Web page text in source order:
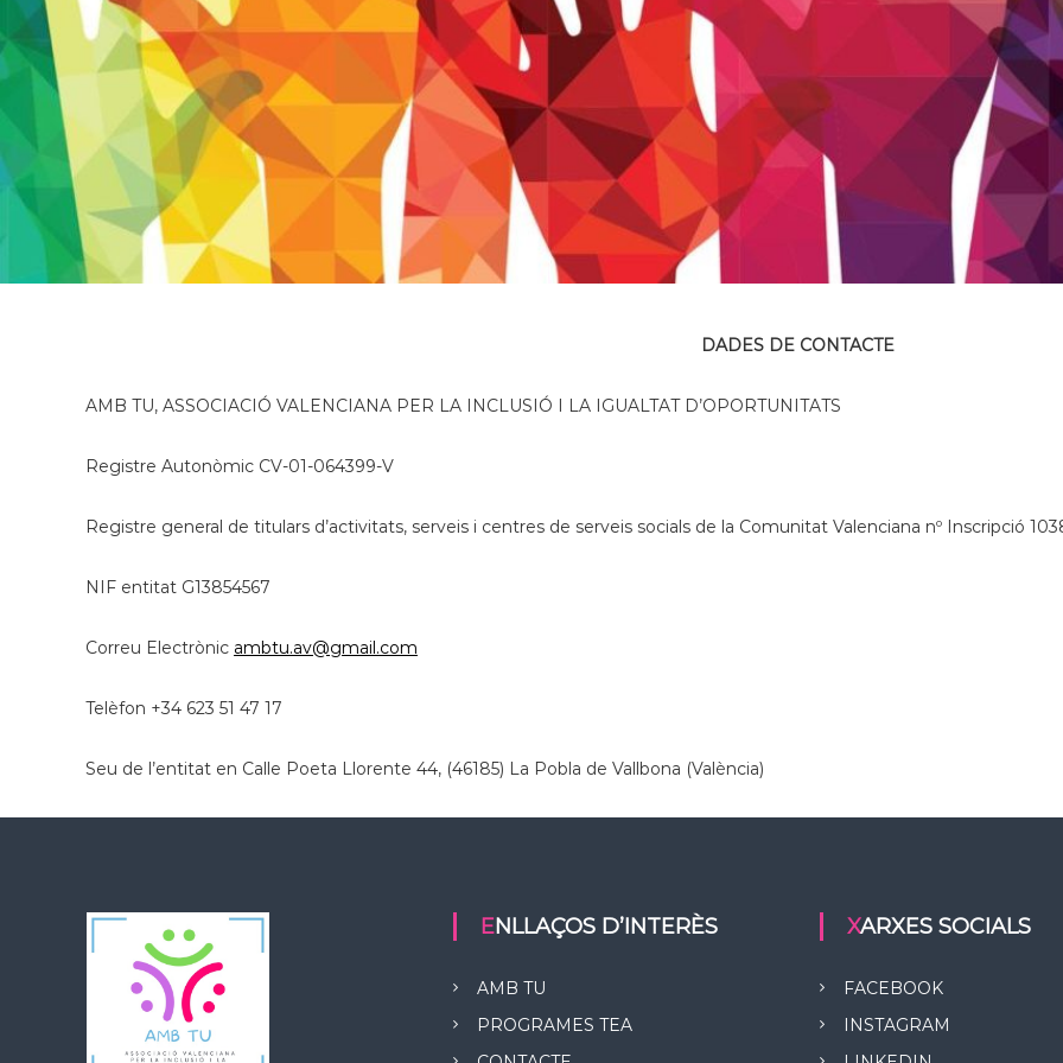
DADES DE CONTACTE
AMB TU, ASSOCIACIÓ VALENCIANA PER LA INCLUSIÓ I LA IGUALTAT D’OPORTUNITATS
Registre Autonòmic CV-01-064399-V
Registre general de titulars d’activitats, serveis i centres de serveis socials de la Comunitat Valenciana nº Inscripció
NIF entitat G13854567
Correu Electrònic ambtu.av@gmail.com
Telèfon +34 623 51 47 17
Seu de l’entitat en Calle Poeta Llorente 44, (46185) La Pobla de Vallbona (València)
ENLLAÇOS D’INTERÈS
AMB TU
PROGRAMES TEA
XARXES SOCIALS
FACEBOOK
INSTAGRAM